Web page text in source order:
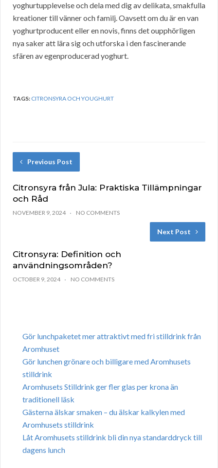
yoghurtupplevelse och dela med dig av delikata, smakfulla
kreationer till vänner och familj. Oavsett om du är en van
yoghurtproducent eller en novis, finns det oupphörligen
nya saker att lära sig och utforska i den fascinerande
sfären av egenproducerad yoghurt.
TAGS: CITRONSYRA OCH YOUGHURT
Previous Post
Citronsyra från Jula: Praktiska Tillämpningar
och Råd
NOVEMBER 9, 2024 NO COMMENTS
Next Post
Citronsyra: Definition och
användningsområden?
OCTOBER 9, 2024 NO COMMENTS
Gör lunchpaketet mer attraktivt med fri stilldrink från
Aromhuset
Gör lunchen grönare och billigare med Aromhusets
stilldrink
Aromhusets Stilldrink ger fler glas per krona än
traditionell läsk
Gästerna älskar smaken – du älskar kalkylen med
Aromhusets stilldrink
Låt Aromhusets stilldrink bli din nya standarddryck till
dagens lunch